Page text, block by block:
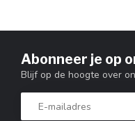
Abonneer je op
Blijf op de hoogte over